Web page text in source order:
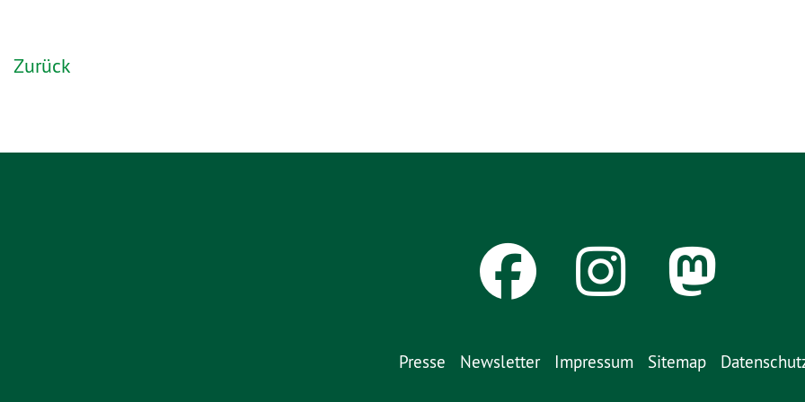
Zurück
Presse Newsletter Impressum Sitemap